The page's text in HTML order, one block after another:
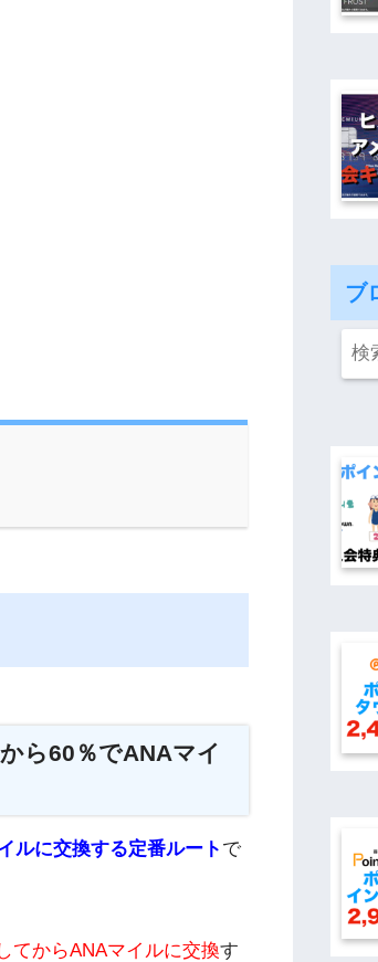
ら60％でANAマイ
ルに交換する定番ルート で
てからANAマイルに交換す
ブ